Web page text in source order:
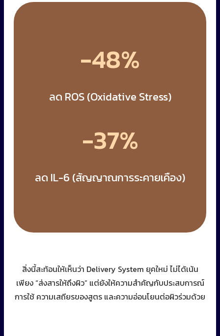
-48%
ลด ROS (Oxidative Stress)
-37%
ลด IL-6 (สัญญาณการระคายเคือง)
สิ่งนี้สะท้อนให้เห็นว่า Delivery System ยุคใหม่ ไม่ได้เน้น
เพียง “ส่งสารให้ถึงผิว” แต่ยังให้ความสำคัญกับประสบการณ์
การใช้ ความเสถียรของสูตร และความอ่อนโยนต่อผิวร่วมด้วย